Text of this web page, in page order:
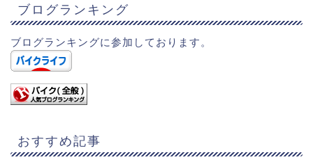
ブログランキング
ブログランキングに参加しております。
おすすめ記事